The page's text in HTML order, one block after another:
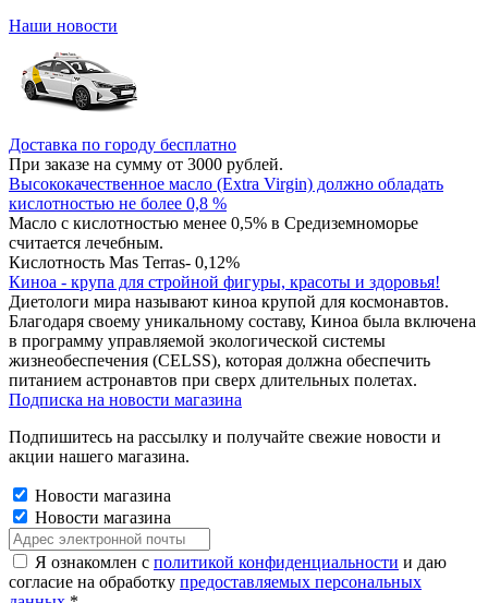
Наши новости
Доставка по городу бесплатно
При заказе на сумму от 3000 рублей.
Высококачественное масло (Extra Virgin) должно обладать
кислотностью не более 0,8 %
Масло с кислотностью менее 0,5% в Средиземноморье
считается лечебным.
Кислотность Mas Terras- 0,12%
Киноа - крупа для стройной фигуры, красоты и здоровья!
Диетологи мира называют киноа крупой для космонавтов.
Благодаря своему уникальному составу, Киноа была включена
в программу управляемой экологической системы
жизнеобеспечения (CELSS), которая должна обеспечить
питанием астронавтов при сверх длительных полетах.
Подписка на новости магазина
Подпишитесь на рассылку и получайте свежие новости и
акции нашего магазина.
Новости магазина
Новости магазина
Я ознакомлен с политикой конфиденциальности и даю
согласие на обработку предоставляемых персональных